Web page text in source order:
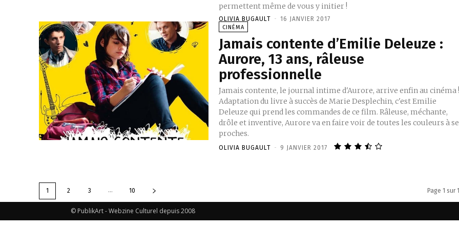
permettent même de vous y initier !
OLIVIA BUGAULT - 16 JANVIER 2017
CINÉMA
Jamais contente d’Emilie Deleuze :
Aurore, 13 ans, râleuse
professionnelle
Jamais contente, le journal intime d'Aurore, arrive enfin au cinéma !
Adaptation du livre à succès de Marie Desplechin, c'est Emilie
Deleuze qui prend les commandes de ce film. Râleuse, méchante,
drôle et inventive, Aurore va en faire voir de toutes les couleurs à
proches.
OLIVIA BUGAULT - 9 JANVIER 2017
1 2 3 ... 10 Page 1 sur
© PublikArt - Webzine Culturel depuis 2008